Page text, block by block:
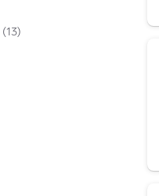
(13)